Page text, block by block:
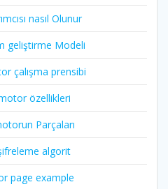
nasıl Olunur
geliştirme Modeli
çalışma prensibi
özellikleri
Parçaları
algorit
page example